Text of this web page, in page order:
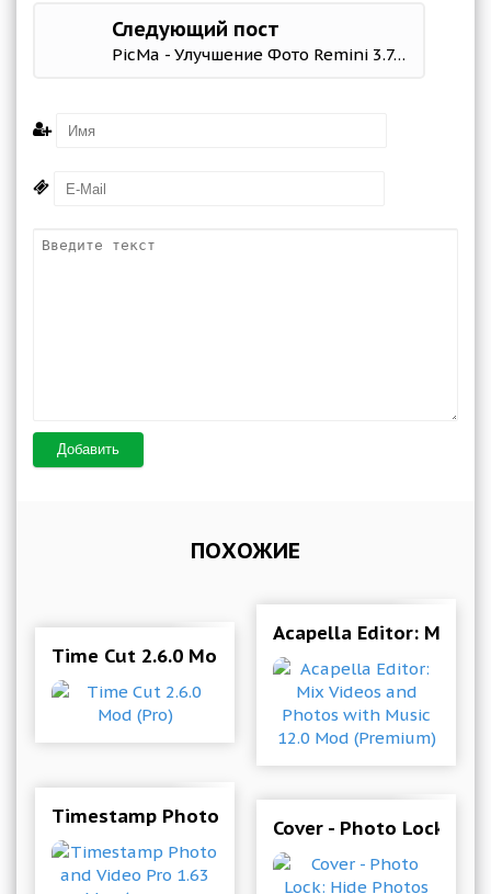
Следующий пост
PicMa - Улучшение Фото Remini 3.7.00 Mod (Premium)
Добавить
ПОХОЖИЕ
Time Cut 2.6.0 Mod (Pro)
Acapella Editor: Mix
Timestamp Photo and Video Pro 1.63 Мод
Cover - Photo Lock: